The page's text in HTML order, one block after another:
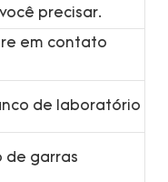
precisar.
em contato
de laboratório
de garras